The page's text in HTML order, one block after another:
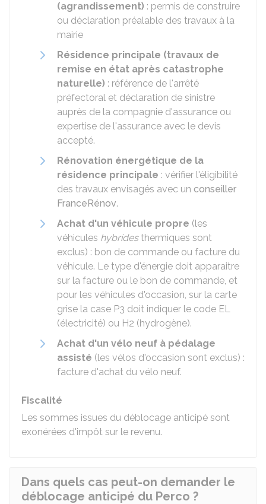
(agrandissement) : permis de construire
ou déclaration préalable des travaux à la
mairie
Résidence principale (travaux de
remise en état après catastrophe
naturelle) : référence de l'arrêté
préfectoral et déclaration de sinistre
auprès de la compagnie d'assurance ou
expertise de l'assurance avec le devis
accepté.
Rénovation énergétique de la
résidence principale : vérifier l'éligibilité
des travaux envisagés avec un conseiller
FranceRénov.
Achat d'un véhicule propre (les
véhicules hybridesthermiques sont
exclus) : bon de commande ou facture du
véhicule. Le type d'énergie doit apparaitre
sur la facture ou le bon de commande, et
pour les véhicules d'occasion, sur la carte
grise la case P3 doit indiquer le code EL
(électricité) ou H2 (hydrogène).
Achat d'un vélo neuf à pédalage
assisté (les vélos d'occasion sont exclus) :
facture d'achat du vélo neuf.
Fiscalité
Les sommes issues du déblocage anticipé sont
exonérées d'impôt sur le revenu.
Dans quels cas peut-on demander le
déblocage anticipé du Perco ?